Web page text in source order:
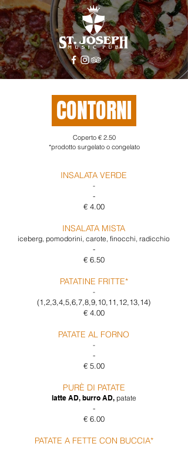
CONTORNI
Coperto € 2.50
*prodotto surgelato o congelato
INSALATA VERDE
-
-
€ 4.00
INSALATA MISTA
iceberg, pomodorini, carote, finocchi, radicchio
-
€ 6.50
PATATINE FRITTE*
-
​(1,2,3,4,5,6,7,8,9,10,11,12,13,14)
€ 4.00
PATATE AL FORNO
-
-
€ 5.00
PURÈ DI PATATE
latte AD, burro AD,patate
-
€ 6.00
PATATE A FETTE CON BUCCIA*